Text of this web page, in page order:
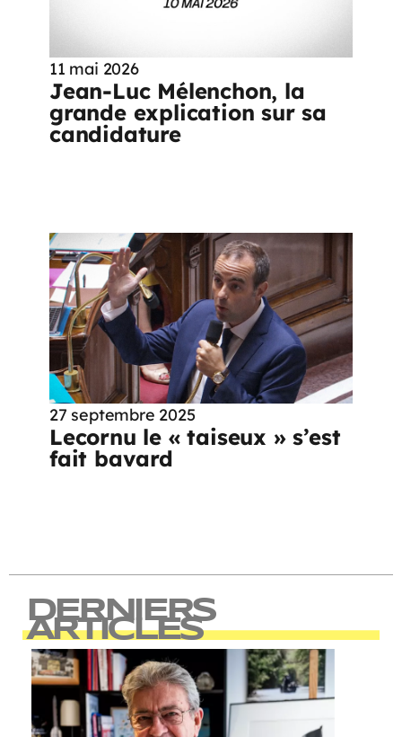
11 mai 2026
Jean-Luc Mélenchon, la
grande explication sur sa
candidature
27 septembre 2025
Lecornu le « taiseux » s’est
fait bavard
DERNIERS
ARTICLES